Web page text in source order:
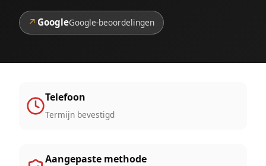
↗ GoogleGoogle-beoordelingen
Telefoon
Termijn bevestigd
Aangepaste methode